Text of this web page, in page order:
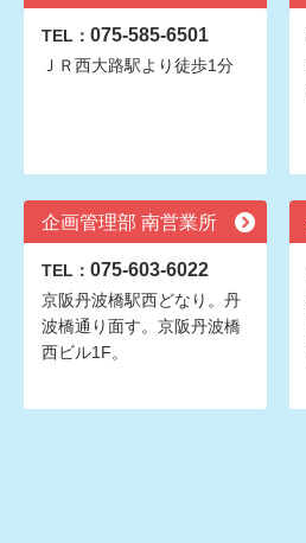
TEL： 075-585-6501
ＪＲ西大路駅より徒歩1分
企画管理部 南営業所
TEL： 075-603-6022
京阪丹波橋駅西どなり。丹
波橋通り面す。京阪丹波橋
西ビル1F。